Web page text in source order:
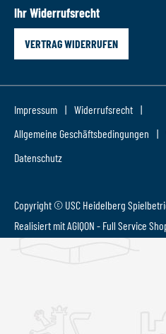
Ihr Widerrufsrecht
VERTRAG WIDERRUFEN
Copyright © USC Heidelberg
Impressum
Widerrufsrecht
Allgemeine Geschäftsbedingungen
Datenschutz
Realisiert mit AGIQON - Full Service